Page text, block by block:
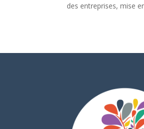
des entreprises, mise